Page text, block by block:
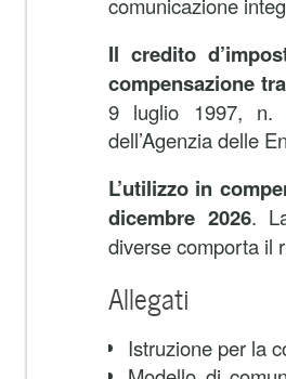
Il credito
compensazione
9 luglio 1997, n.
dell’Agenzia delle
L’utilizzo in
dicembre 2026.
diverse comporta il
Allegati
Istruzione per la